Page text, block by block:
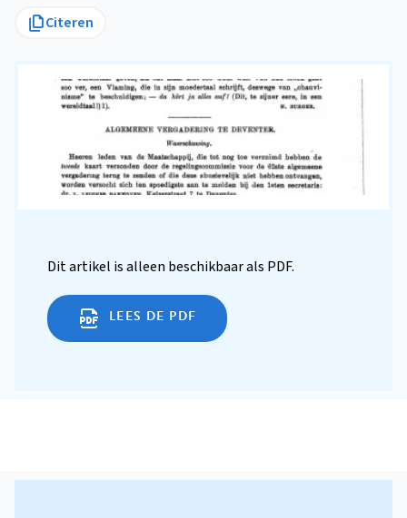
Citeren
Dit artikel is alleen beschikbaar als PDF.
LEES DE PDF